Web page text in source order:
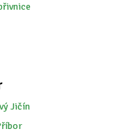
Jičín